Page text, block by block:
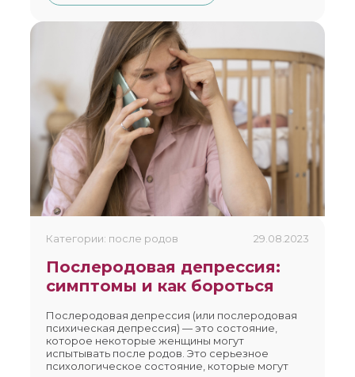
Категории: после родов 29.08.2023
Послеродовая депрессия:
симптомы и как бороться
Послеродовая депрессия (или послеродовая
психическая депрессия) — это состояние,
которое некоторые женщины могут
испытывать после родов. Это серьезное
психологическое состояние, которые могут